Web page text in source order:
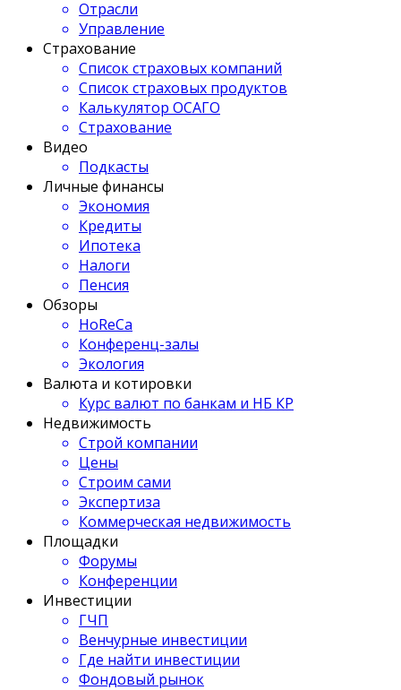
Отрасли
Управление
Страхование
Список страховых компаний
Список страховых продуктов
Калькулятор ОСАГО
Страхование
Видео
Подкасты
Личные финансы
Экономия
Кредиты
Ипотека
Налоги
Пенсия
Обзоры
HoReCa
Конференц-залы
Экология
Валюта и котировки
Курс валют по банкам и НБ КР
Недвижимость
Строй компании
Цены
Строим сами
Экспертиза
Коммерческая недвижимость
Площадки
Форумы
Конференции
Инвестиции
ГЧП
Венчурные инвестиции
Где найти инвестиции
Фондовый рынок